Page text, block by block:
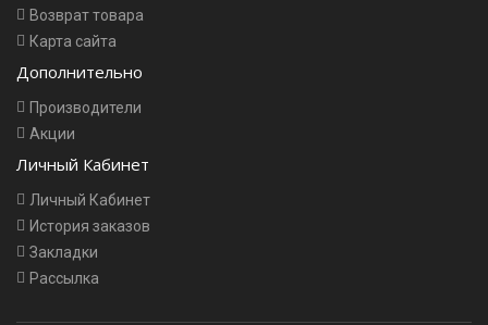
Возврат товара
Карта сайта
Дополнительно
Производители
Акции
Личный Кабинет
Личный Кабинет
История заказов
Закладки
Рассылка